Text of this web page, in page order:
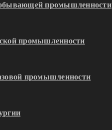
промышленности
промышленности
промышленности